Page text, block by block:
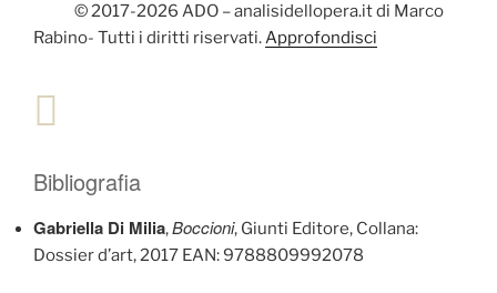
© 2017-2026 ADO – analisidellopera.it di Marco
Rabino- Tutti i diritti riservati.Approfondisci
Bibliografia
Gabriella Di Milia,Boccioni, Giunti Editore, Collana:
Dossier d’art, 2017 EAN: 9788809992078